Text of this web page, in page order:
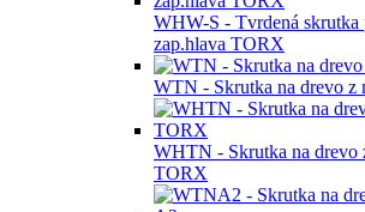
WHW-S - Tvrdená skrutka
zap.hlava TORX
WTN - Skrutka na drevo z
WHTN - Skrutka na drevo
TORX